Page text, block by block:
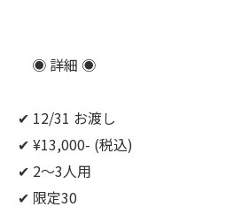
◉ 詳細 ◉⠀
✔︎ 12/31 お渡し⠀
✔︎ ¥13,000- (税込)⠀
✔︎ 2〜3人用⠀
✔︎ 限定30⠀